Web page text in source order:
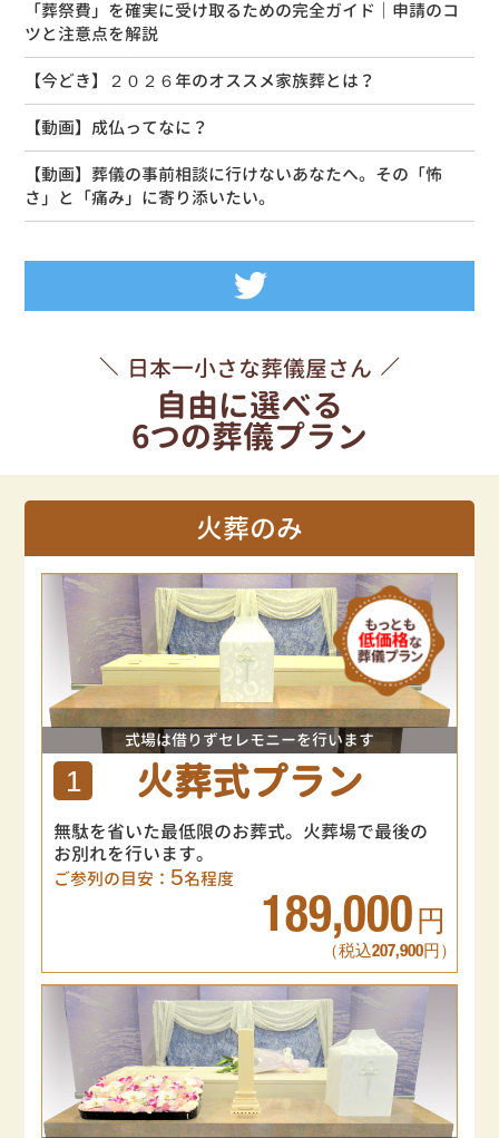
「葬祭費」を確実に受け取るための完全ガイド｜申請のコ
ツと注意点を解説
【今どき】２０２６年のオススメ家族葬とは？
【動画】成仏ってなに？
【動画】葬儀の事前相談に行けないあなたへ。その「怖
さ」と「痛み」に寄り添いたい。
日本一小さな葬儀屋さん
自由に選べる
6つの葬儀プラン
火葬のみ
式場は借りずセレモニーを行います
1 火葬式プラン
無駄を省いた最低限のお葬式。火葬場で最後の
お別れを行います。
ご参列の目安： 5名程度
189,000 円
（税込207,900円）